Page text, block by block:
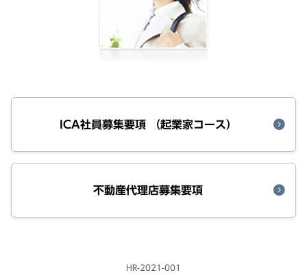
ICA社員募集要項 （起業家コース）
不動産代理店募集要項
HR-2021-001